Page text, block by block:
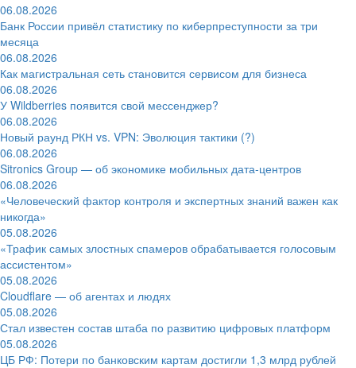
06.08.2026
Банк России привёл статистику по киберпреступности за три
месяца
06.08.2026
Как магистральная сеть становится сервисом для бизнеса
06.08.2026
У Wildberries появится свой мессенджер?
06.08.2026
Новый раунд РКН vs. VPN: Эволюция тактики (?)
06.08.2026
Sitronics Group — об экономике мобильных дата-центров
06.08.2026
«Человеческий фактор контроля и экспертных знаний важен как
никогда»
05.08.2026
«Трафик самых злостных спамеров обрабатывается голосовым
ассистентом»
05.08.2026
Cloudflare — об агентах и людях
05.08.2026
Стал известен состав штаба по развитию цифровых платформ
05.08.2026
ЦБ РФ: Потери по банковским картам достигли 1,3 млрд рублей